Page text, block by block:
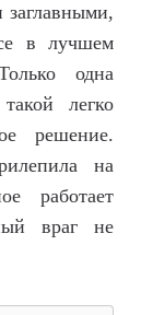
в лучшем
одна
легко
решение.
на
работает
враг не